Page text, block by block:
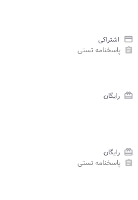
credit_card اشتراکی
assignment پاسخنامه تستی
card_giftcard رایگان
card_giftcard رایگان
assignment پاسخنامه تستی